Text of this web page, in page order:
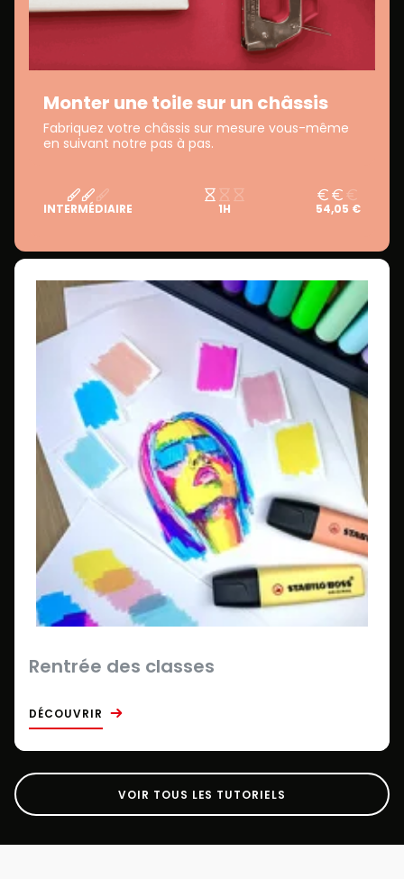
Monter une toile sur un châssis
Fabriquez votre châssis sur mesure vous-même
en suivant notre pas à pas.
INTERMÉDIAIRE 1H 54,05 €
Rentrée des classes
DÉCOUVRIR
VOIR TOUS LES TUTORIELS